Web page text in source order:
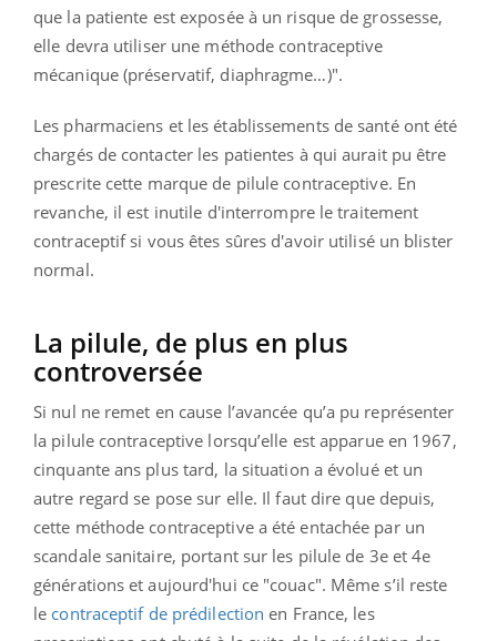
que la patiente est exposée à un risque de grossesse,
elle devra utiliser une méthode contraceptive
mécanique (préservatif, diaphragme…)".
Les pharmaciens et les établissements de santé ont été
chargés de contacter les patientes à qui aurait pu être
prescrite cette marque de pilule contraceptive. En
revanche, il est inutile d'interrompre le traitement
contraceptif si vous êtes sûres d'avoir utilisé un blister
normal.
La pilule, de plus en plus
controversée
Si nul ne remet en cause l’avancée qu’a pu représenter
la pilule contraceptive lorsqu’elle est apparue en 1967,
cinquante ans plus tard, la situation a évolué et un
autre regard se pose sur elle. Il faut dire que depuis,
cette méthode contraceptive a été entachée par un
scandale sanitaire, portant sur les pilule de 3e et 4e
générations et aujourd'hui ce "couac". Même s’il reste
le contraceptif de prédilection en France, les